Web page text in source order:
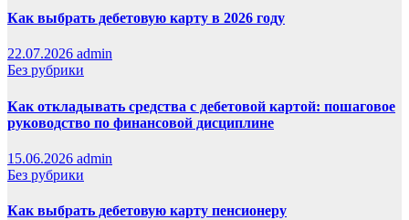
Как выбрать дебетовую карту в 2026 году
22.07.2026 admin
Без рубрики
Как откладывать средства с дебетовой картой: пошаговое
руководство по финансовой дисциплине
15.06.2026 admin
Без рубрики
Как выбрать дебетовую карту пенсионеру